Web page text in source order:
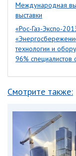
Международная
выставки
«Рос-Газ-Экспо-
технологии и
96% специалистов
Смотрите также: